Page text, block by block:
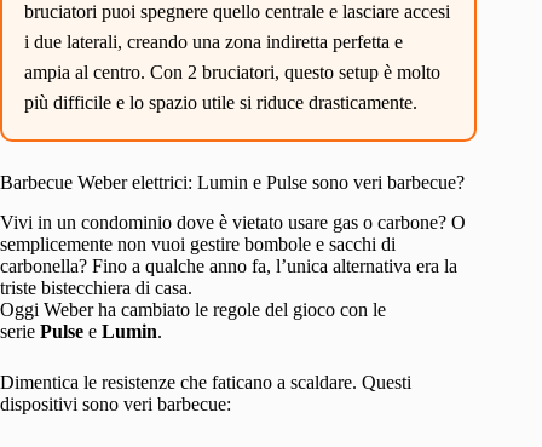
bruciatori puoi spegnere quello centrale e lasciare accesi
i due laterali, creando una zona indiretta perfetta e
ampia al centro. Con 2 bruciatori, questo setup è molto
più difficile e lo spazio utile si riduce drasticamente.
Barbecue Weber elettrici: Lumin e Pulse sono veri barbecue?
Vivi in un condominio dove è vietato usare gas o carbone? O
semplicemente non vuoi gestire bombole e sacchi di
carbonella? Fino a qualche anno fa, l’unica alternativa era la
triste bistecchiera di casa.
Oggi Weber ha cambiato le regole del gioco con le
serie Pulse e Lumin.
Dimentica le resistenze che faticano a scaldare. Questi
dispositivi sono veri barbecue: